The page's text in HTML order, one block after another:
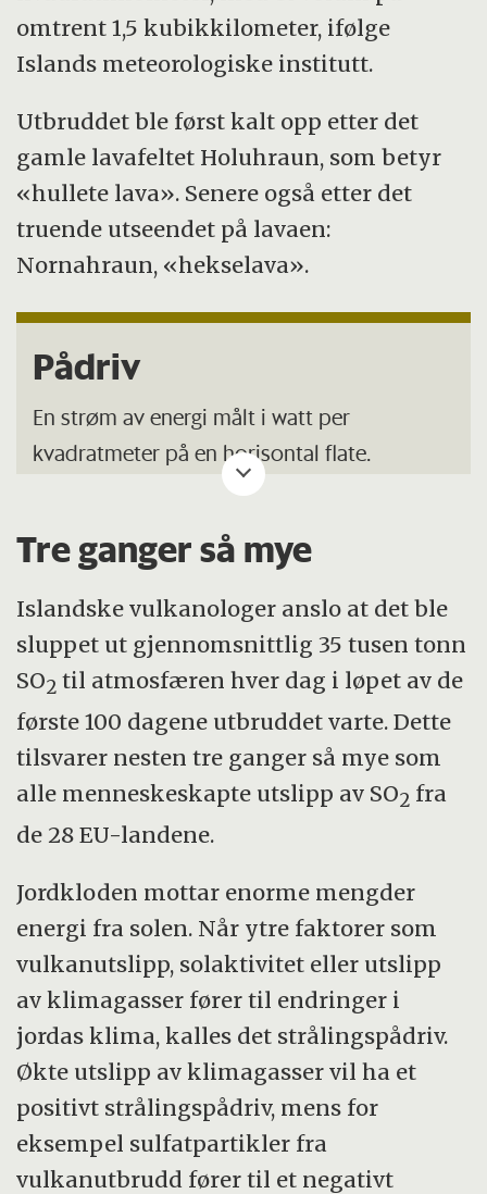
omtrent 1,5 kubikkilometer, ifølge
Islands meteorologiske institutt.
Utbruddet ble først kalt opp etter det
gamle lavafeltet Holuhraun, som betyr
«hullete lava». Senere også etter det
truende utseendet på lavaen:
Nornahraun, «hekselava».
Pådriv
En strøm av energi målt i watt per
kvadratmeter på en horisontal flate.
oppvarming, mens et negativt pådriv vil
Både positive og negative pådriv kan
påvirke nedbørsmønstre.
Tre ganger så mye
Islandske vulkanologer anslo at det ble
sluppet ut gjennomsnittlig 35 tusen tonn
SO2 til atmosfæren hver dag i løpet av de
første 100 dagene utbruddet varte. Dette
tilsvarer nesten tre ganger så mye som
alle menneskeskapte utslipp av SO2 fra
de 28 EU-landene.
Jordkloden mottar enorme mengder
energi fra solen. Når ytre faktorer som
vulkanutslipp, solaktivitet eller utslipp
av klimagasser fører til endringer i
jordas klima, kalles det strålingspådriv.
Økte utslipp av klimagasser vil ha et
positivt strålingspådriv, mens for
eksempel sulfatpartikler fra
vulkanutbrudd fører til et negativt